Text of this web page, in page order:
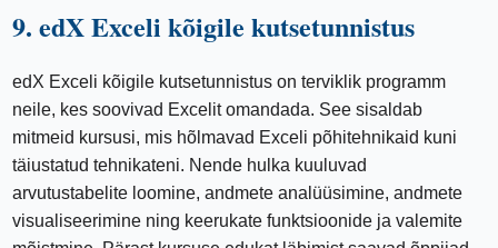
9. edX Exceli kõigile kutsetunnistus
edX Exceli kõigile kutsetunnistus on terviklik programm
neile, kes soovivad Excelit omandada. See sisaldab
mitmeid kursusi, mis hõlmavad Exceli põhitehnikaid kuni
täiustatud tehnikateni. Nende hulka kuuluvad
arvutustabelite loomine, andmete analüüsimine, andmete
visualiseerimine ning keerukate funktsioonide ja valemite